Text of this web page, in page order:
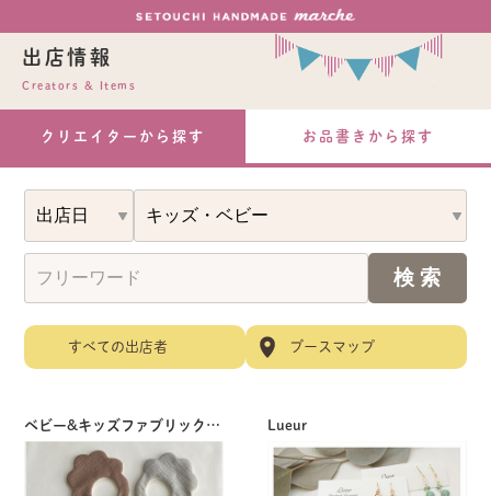
出店情報
Creators & Items
クリエイターから探す お品書きから探す
すべての出店者 ブースマップ
ベビー&キッズファブリック作家 Lueur